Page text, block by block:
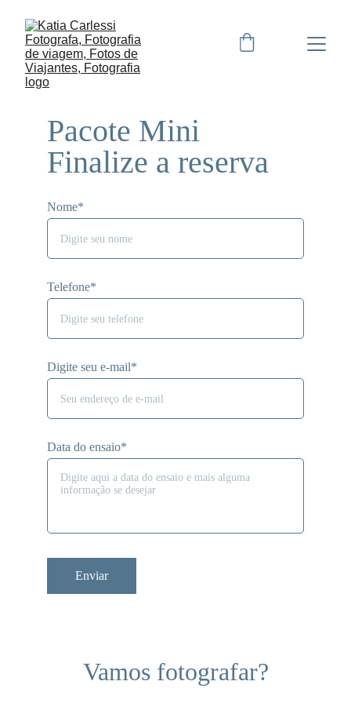
Pacote Mini
Finalize a reserva
Nome*
Telefone*
Digite seu e-mail*
Data do ensaio*
Enviar
Vamos fotografar?